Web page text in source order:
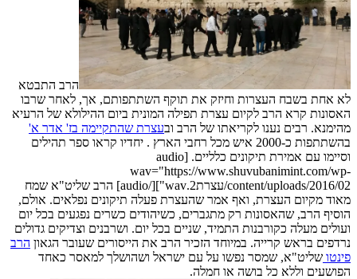
הרב התבטא
אחת בשבח העצרות וחיזק את תוקף השתתפותם, אך, לאחר שרבו
קרא הרב לקיום עצרת תפילה המונית ביום ההילולא של הרעיא
רבים נענו לקריאתו של הרב ובעצרת שהתקיימה בז' אדר א'
בהשתתפות כ-2000 איש מכל רחבי הארץ . יחדיו קראו ספר תהילים
וסיימו עם אמירת תיקונים כלליים. [audio
wav="https://www.shuvubanimint.com/
content/uploads/2016/02/עצרת2.wav"][/audio] הרב שליט"א שמח
מקיום העצרת, ואף אמר שהעצרת פעלה תיקונים נפלאים. אולם,
הרב, שהאסונות רק מתגברים, כשיהודים כשרים נפגעים בכל יום
מעלה כקורבנות התמיד, שניים בכל יום. ושרבנים וצדיקים גדולים
בראש קרייה. במיוחד הזכיר הרב את הייסורים שעובר הגאוןהרב
שליט"א, שמסר נפשו על עם ישראל ושהושלך למאסר כאחד
וללא כל בושה או חמלה.